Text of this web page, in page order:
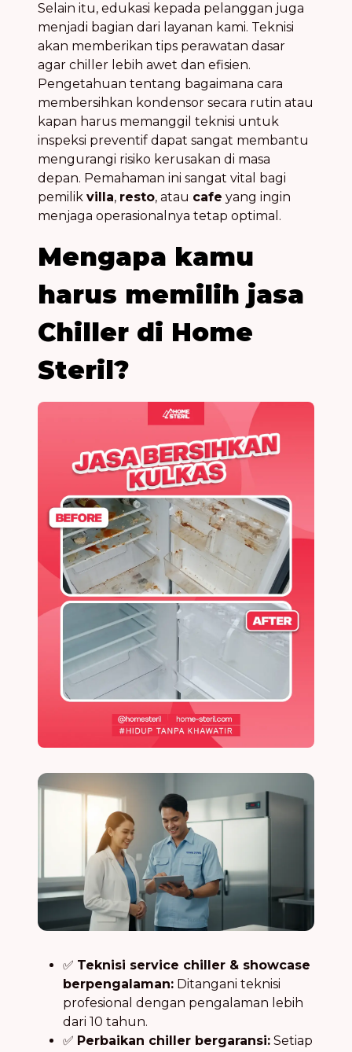
Selain itu, edukasi kepada pelanggan juga
menjadi bagian dari layanan kami. Teknisi
akan memberikan tips perawatan dasar
agar chiller lebih awet dan efisien.
Pengetahuan tentang bagaimana cara
membersihkan kondensor secara rutin atau
kapan harus memanggil teknisi untuk
inspeksi preventif dapat sangat membantu
mengurangi risiko kerusakan di masa
depan. Pemahaman ini sangat vital bagi
pemilik villa, resto, atau cafe yang ingin
menjaga operasionalnya tetap optimal.
Mengapa kamu
harus memilih jasa
Chiller di Home
Steril?
✅ Teknisi service chiller & showcase
berpengalaman: Ditangani teknisi
profesional dengan pengalaman lebih
dari 10 tahun.
✅ Perbaikan chiller bergaransi: Setiap